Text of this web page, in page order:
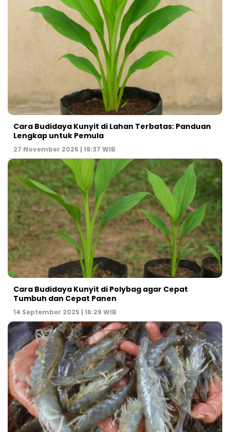
Cara Budidaya Kunyit di Lahan Terbatas: Panduan
Lengkap untuk Pemula
27 November 2025 | 19:37 WIB
Cara Budidaya Kunyit di Polybag agar Cepat
Tumbuh dan Cepat Panen
14 September 2025 | 16:29 WIB